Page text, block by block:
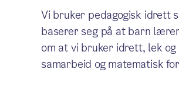
Vi bruker pedagogisk idrett
baserer seg på at barn
om at vi bruker idrett, lek
samarbeid og matematisk